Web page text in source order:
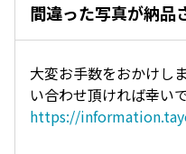
間違った写真が納品
大変お手数をおかけし
い合わせ頂ければ幸いで
https://